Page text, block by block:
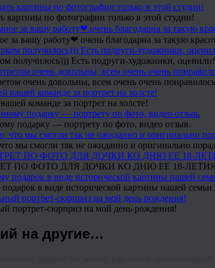
картины по фотографии только в этой студии!
за вашу работу❤ очень благодарна за такую
получилось))) Есть подруги-художники, оценили!
очень довольны, всем очень очень
команде за портрет на холсте!
подарку — портрету по фото, видео отзыв.
мы смогли так не ожиданно и оригинально
ПО ФОТО ДЛЯ ДОЧКИ КО ДНЮ ЕЕ 18-
в виде исторической картины нашей
портрет-сюрприз на мой день рождения!
на другие…